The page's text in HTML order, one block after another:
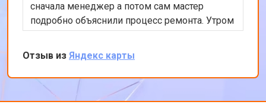
сначала менеджер а потом сам мастер
подробно объяснили процесс ремонта. Утром
оставил заявку, в обед курьер приехал и к
вечеру ноутбук был готов-очень быстро.
Впечатлен оперативностью и качеством
ремонта.
Отзыв из Яндекс карты